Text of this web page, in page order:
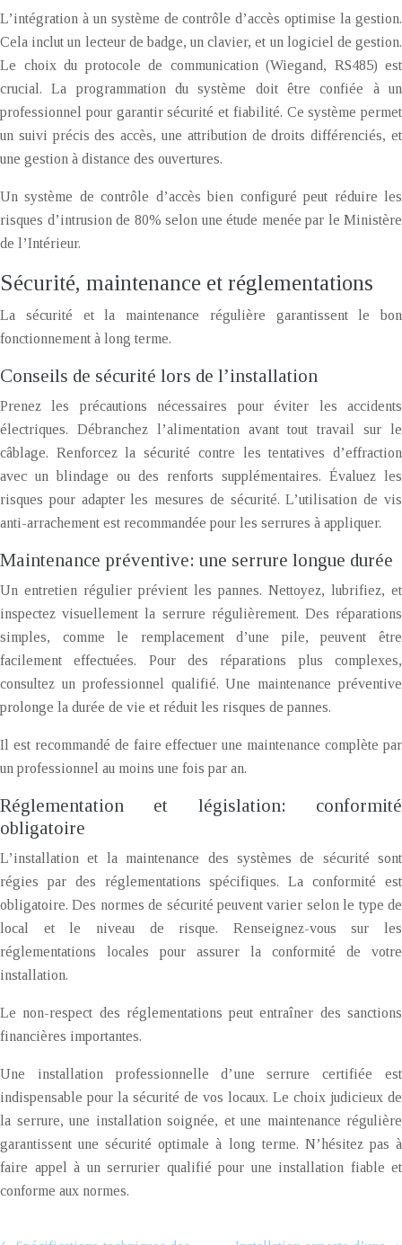
L’intégration à un système de contrôle d’accès optimise la gestion.
Cela inclut un lecteur de badge, un clavier, et un logiciel de gestion.
Le choix du protocole de communication (Wiegand, RS485) est
crucial. La programmation du système doit être confiée à un
professionnel pour garantir sécurité et fiabilité. Ce système permet
un suivi précis des accès, une attribution de droits différenciés, et
une gestion à distance des ouvertures.
Un système de contrôle d’accès bien configuré peut réduire les
risques d’intrusion de 80% selon une étude menée par le Ministère
de l’Intérieur.
Sécurité, maintenance et réglementations
La sécurité et la maintenance régulière garantissent le bon
fonctionnement à long terme.
Conseils de sécurité lors de l’installation
Prenez les précautions nécessaires pour éviter les accidents
électriques. Débranchez l’alimentation avant tout travail sur le
câblage. Renforcez la sécurité contre les tentatives d’effraction
avec un blindage ou des renforts supplémentaires. Évaluez les
risques pour adapter les mesures de sécurité. L’utilisation de vis
anti-arrachement est recommandée pour les serrures à appliquer.
Maintenance préventive: une serrure longue durée
Un entretien régulier prévient les pannes. Nettoyez, lubrifiez, et
inspectez visuellement la serrure régulièrement. Des réparations
simples, comme le remplacement d’une pile, peuvent être
facilement effectuées. Pour des réparations plus complexes,
consultez un professionnel qualifié. Une maintenance préventive
prolonge la durée de vie et réduit les risques de pannes.
Il est recommandé de faire effectuer une maintenance complète par
un professionnel au moins une fois par an.
Réglementation et législation: conformité
obligatoire
L’installation et la maintenance des systèmes de sécurité sont
régies par des réglementations spécifiques. La conformité est
obligatoire. Des normes de sécurité peuvent varier selon le type de
local et le niveau de risque. Renseignez-vous sur les
réglementations locales pour assurer la conformité de votre
installation.
Le non-respect des réglementations peut entraîner des sanctions
financières importantes.
Une installation professionnelle d’une serrure certifiée est
indispensable pour la sécurité de vos locaux. Le choix judicieux de
la serrure, une installation soignée, et une maintenance régulière
garantissent une sécurité optimale à long terme. N’hésitez pas à
faire appel à un serrurier qualifié pour une installation fiable et
conforme aux normes.